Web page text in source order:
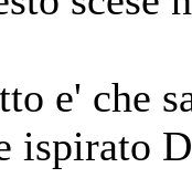
e' che
ispirato